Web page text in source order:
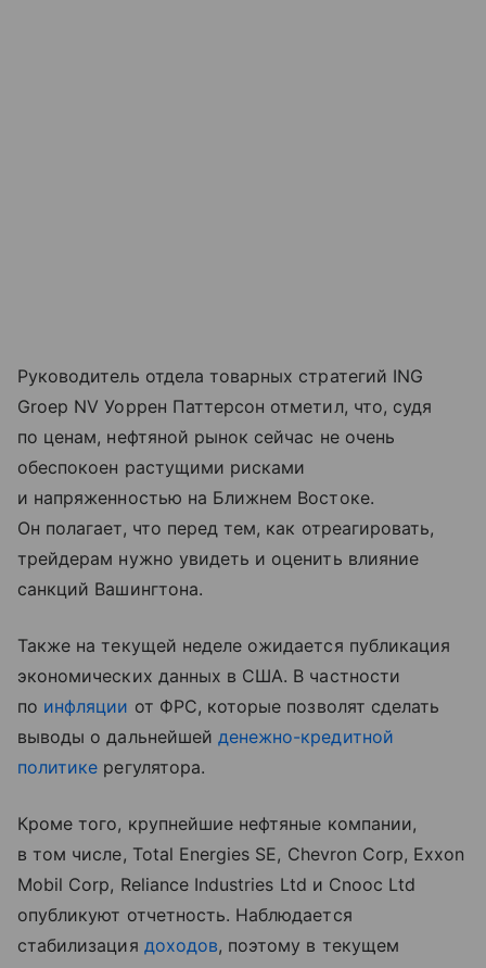
Руководитель отдела товарных стратегий ING
Groep NV Уоррен Паттерсон отметил, что, судя
по ценам, нефтяной рынок сейчас не очень
обеспокоен растущими рисками
и напряженностью на Ближнем Востоке.
Он полагает, что перед тем, как отреагировать,
трейдерам нужно увидеть и оценить влияние
санкций Вашингтона.
Также на текущей неделе ожидается публикация
экономических данных в США. В частности
по инфляции от ФРС, которые позволят сделать
выводы о дальнейшей денежно-кредитной
политике регулятора.
Кроме того, крупнейшие нефтяные компании,
в том числе, Total Energies SE, Chevron Corp, Exxon
Mobil Corp, Reliance Industries Ltd и Cnooc Ltd
опубликуют отчетность. Наблюдается
стабилизация доходов, поэтому в текущем